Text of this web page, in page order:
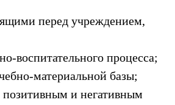
перед учреждением,
воспитательного процесса;
материальной базы;
и негативным